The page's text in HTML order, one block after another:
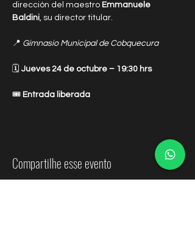
dirección del maestro Emmanuele
Baldini, su director titular.
📍 Gimnasio Municipal de Cobquecura
🗓 Jueves 24 de octubre – 19:30 hrs
🎟 Entrada liberada
Compartilhe esse evento